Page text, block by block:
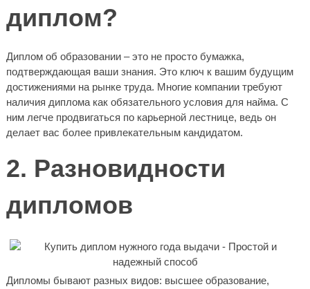
диплом?
Диплом об образовании – это не просто бумажка,
подтверждающая ваши знания. Это ключ к вашим будущим
достижениями на рынке труда. Многие компании требуют
наличия диплома как обязательного условия для найма. С
ним легче продвигаться по карьерной лестнице, ведь он
делает вас более привлекательным кандидатом.
2. Разновидности
дипломов
Дипломы бывают разных видов: высшее образование,